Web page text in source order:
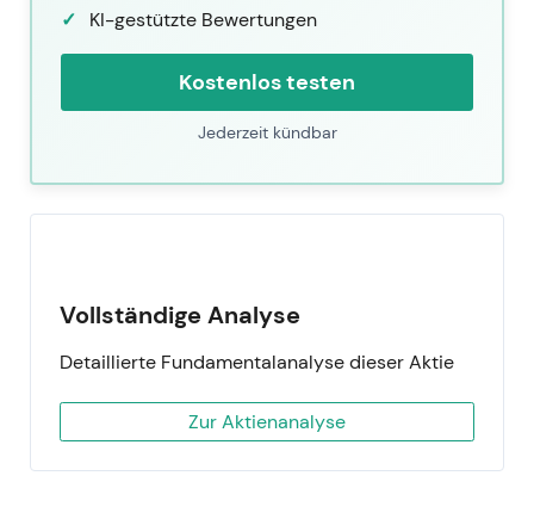
KI-gestützte Bewertungen
Kostenlos testen
Jederzeit kündbar
Vollständige Analyse
Detaillierte Fundamentalanalyse dieser Aktie
Zur Aktienanalyse